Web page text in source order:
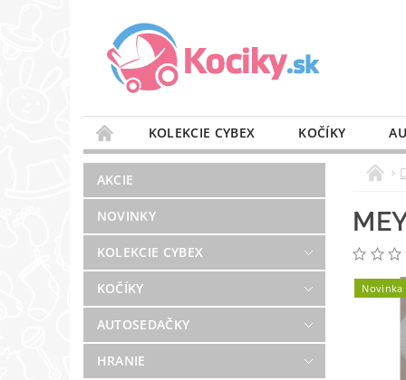
KOLEKCIE CYBEX KOČÍKY
STAROSTLIVOSŤ O VZDUCH
VÝBAVA DO
BLOG
PREDAJŇA KONTAKT
AKCIE
NOVINKY
KOLEKCIE CYBEX
KOČÍKY
AUTOSEDAČKY
HRANIE
Novinka